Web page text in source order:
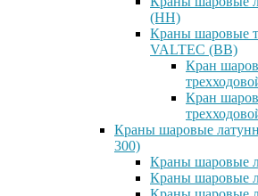
(НН)
Краны шаровые
VALTEC (ВВ)
Кран
Кран
Краны шаровые
300)
Краны шаровые
Краны шаровые